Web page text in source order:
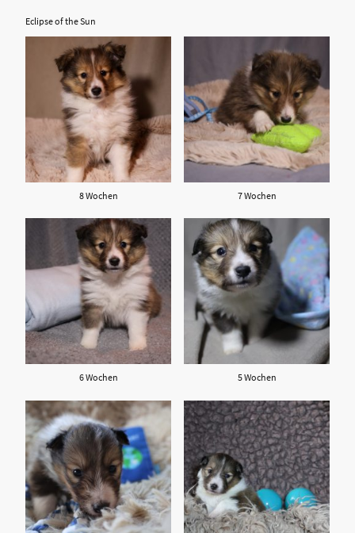
Eclipse of the Sun
8 Wochen 7 Wochen
6 Wochen 5 Wochen